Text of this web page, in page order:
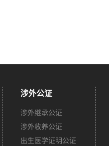
涉外公证
涉外继承公证
涉外收养公证
出生医学证明公证